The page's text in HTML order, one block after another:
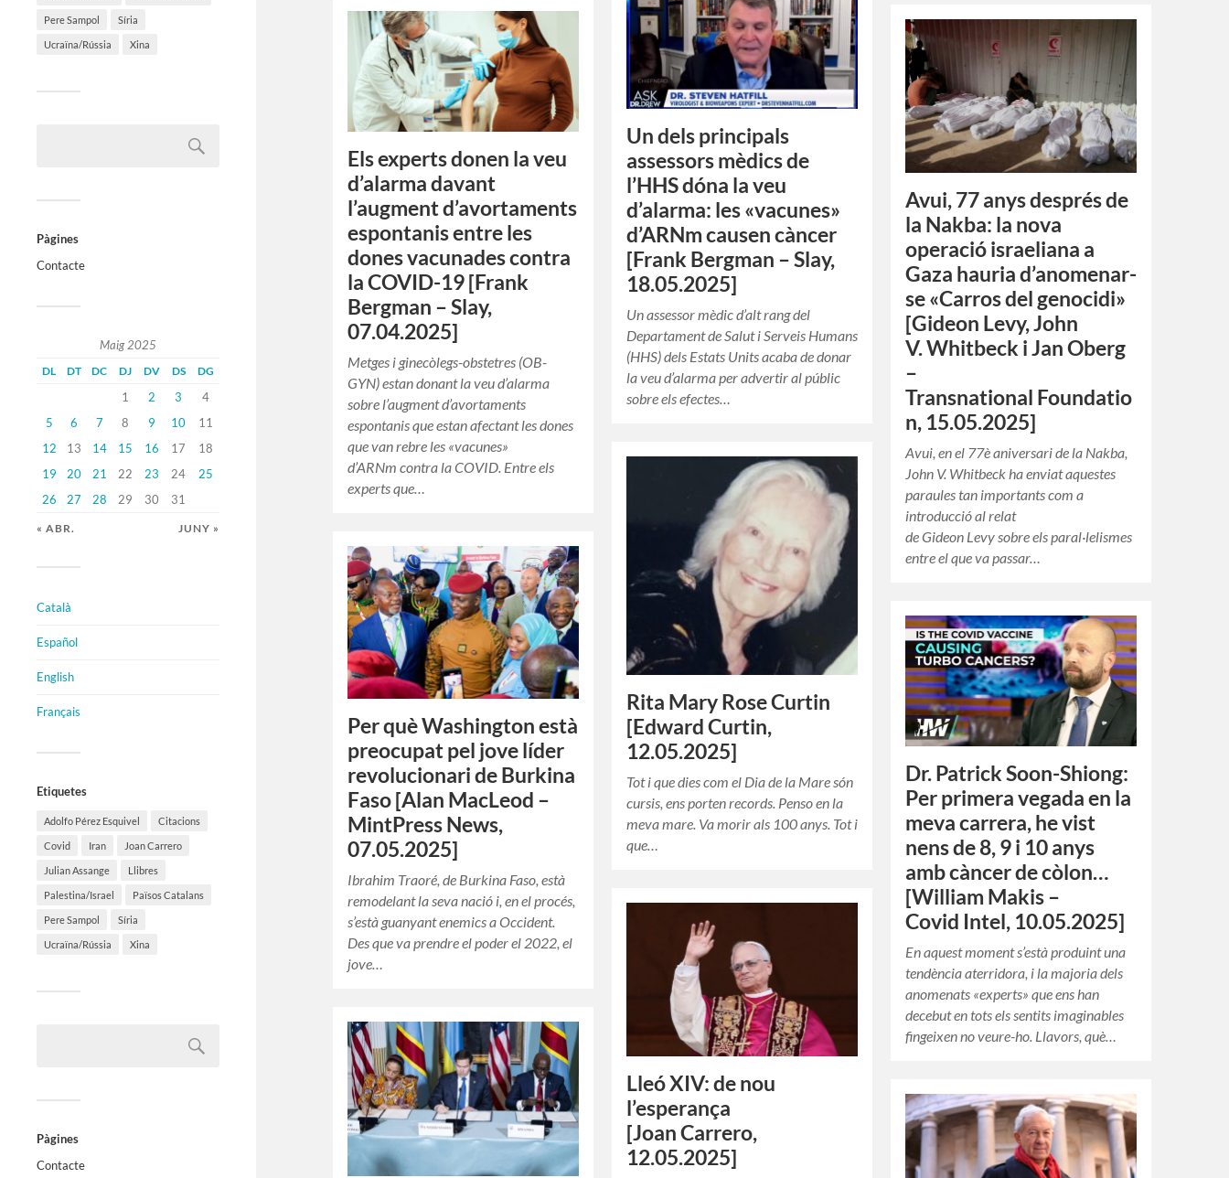
Pere Sampol Síria
Ucraïna/Rússia Xina
Pàgines
Contacte
Maig 2025
DL DT DC DJ DV DS DG
1 2 3
4
5
6 7 8 9 10
11
12
13 14 15 16 17
18
19
20 21 22 23 24
25
26
27 28 29 30 31
« ABR. JUNY »
Català
Español
English
Français
Etiquetes
Adolfo Pérez Esquivel Citacions
Covid Iran Joan Carrero
Julian Assange Llibres
Palestina/Israel Països Catalans
Pere Sampol Síria
Ucraïna/Rússia Xina
Pàgines
Contacte
Un dels principals
assessors mèdics de
l’HHS dóna la veu
d’alarma: les «vacunes»
d’ARNm causen càncer
[Frank Bergman – Slay,
18.05.2025]
Un assessor mèdic d’alt rang del
Departament de Salut i Serveis Humans
(HHS) dels Estats Units acaba de donar
la veu d’alarma per advertir al públic
sobre els efectes…
Els experts donen la veu
d’alarma davant
l’augment d’avortaments
espontanis entre les
dones vacunades contra
la COVID-19 [Frank
Bergman – Slay,
07.04.2025]
Metges i ginecòlegs-obstetres (OB-
GYN) estan donant la veu d’alarma
sobre l’augment d’avortaments
espontanis que estan afectant les dones
que van rebre les «vacunes»
d’ARNm contra la COVID. Entre els
experts que…
Avui, 77 anys després de
la Nakba: la nova
operació israeliana a
Gaza hauria d’anomenar-
se «Carros del genocidi»
[Gideon Levy, John
V. Whitbeck i Jan Oberg
–
Transnational Foundatio
n, 15.05.2025]
Avui, en el 77è aniversari de la Nakba,
John V. Whitbeck ha enviat aquestes
paraules tan importants com a
introducció al relat
de Gideon Levy sobre els paral·lelismes
entre el que va passar…
Rita Mary Rose Curtin
[Edward Curtin,
12.05.2025]
Tot i que dies com el Dia de la Mare són
cursis, ens porten records. Penso en la
meva mare. Va morir als 100 anys. Tot i
que…
Per què Washington està
preocupat pel jove líder
revolucionari de Burkina
Faso [Alan MacLeod –
MintPress News,
07.05.2025]
Ibrahim Traoré, de Burkina Faso, està
remodelant la seva nació i, en el procés,
s’està guanyant enemics a Occident.
Des que va prendre el poder el 2022, el
jove…
Dr. Patrick Soon-Shiong:
Per primera vegada en la
meva carrera, he vist
nens de 8, 9 i 10 anys
amb càncer de còlon…
[William Makis –
Covid Intel, 10.05.2025]
En aquest moment s’està produint una
tendència aterridora, i la majoria dels
anomenats «experts» que ens han
decebut en tots els sentits imaginables
fingeixen no veure-ho. Llavors, què…
Lleó XIV: de nou
l’esperança
[Joan Carrero,
12.05.2025]